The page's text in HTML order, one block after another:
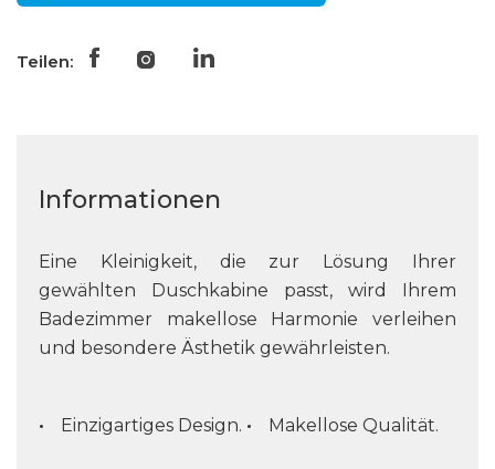
Teilen:
Informationen
Eine Kleinigkeit, die zur Lösung Ihrer
gewählten Duschkabine passt, wird Ihrem
Badezimmer makellose Harmonie verleihen
und besondere Ästhetik gewährleisten.
Einzigartiges Design. Makellose Qualität.